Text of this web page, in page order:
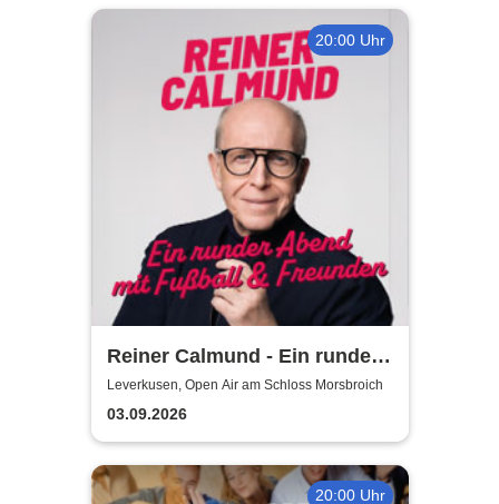
20:00 Uhr
Reiner Calmund - Ein runder
Abend mit Fußball &
Freunden
Leverkusen, Open Air am Schloss Morsbroich
03.09.2026
20:00 Uhr